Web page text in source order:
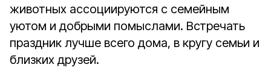
животных ассоциируются с семейным
уютом и добрыми помыслами. Встречать
праздник лучше всего дома, в кругу семьи и
близких друзей.